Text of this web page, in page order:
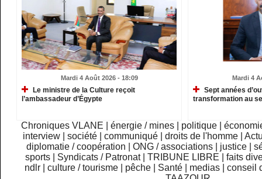
Mardi 4 Août 2026 - 18:09
Le ministre de la Culture reçoit
l’ambassadeur d’Égypte
Mardi 4
Sept années
transformation au
Chroniques VLANE énergie / mines politique
interview
|société |communiqué |droits de l'homme |
diplomatie / coopération
ONG / associations justice
sports
Syndicats / Patronat TRIBUNE LIBRE
faits
ndlr
|culture / tourisme pêche Santé medias |conseil